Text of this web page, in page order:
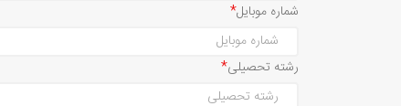
شماره موبایل
رشته تحصیلی